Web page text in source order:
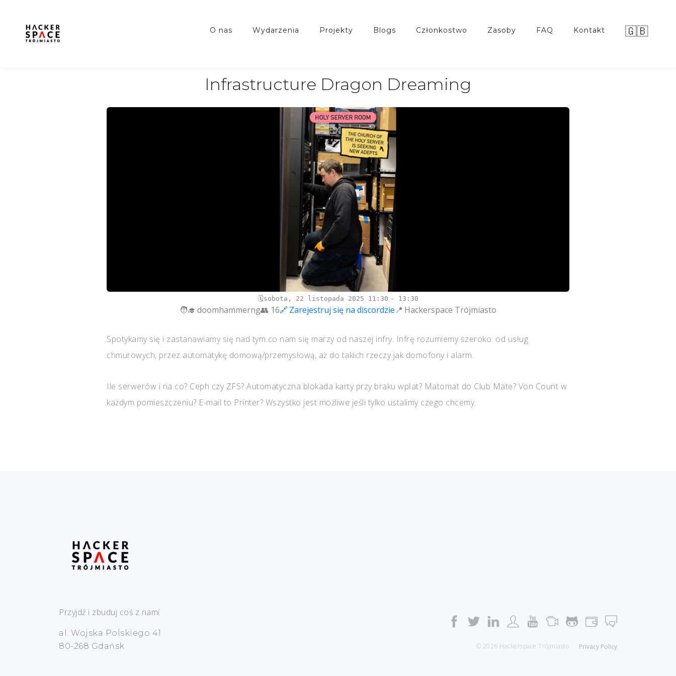
o nas wydarzenia projekty blogs członkostwo zasoby FAQ kontakt 🇬🇧
Infrastructure Dragon Dreaming
sobota, 22 listopada 2025 11:30 13:30
doomhammerng 16 Zarejestruj się na discordzie Hackerspace Trójmiasto
Spotykamy się i zastanawiamy się nad tym co nam się marzy od naszej infry. Infrę rozumiemy szeroko: od usług
chmurowych, przez automatykę domową/przemysłową, aż do takich rzeczy jak domofony i alarm.
Ile serwerów i na co? Ceph czy ZFS? Automatyczna blokada karty przy braku wpłat? Matomat do Club Mate? Von Count w
każdym pomieszczeniu? E-mail to Printer? Wszystko jest możliwe jeśli tylko ustalimy czego chcemy.
Przyjdź i zbuduj coś z nami
al. Wojska Polskiego 41
80-268 Gdańsk
© 2026 Hackerspace Trójmiasto Privacy Policy